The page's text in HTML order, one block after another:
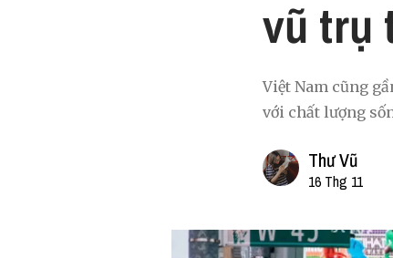
vũ trụ
Việt Nam cũng
với chất lượng
Thư Vũ
16 Thg 11